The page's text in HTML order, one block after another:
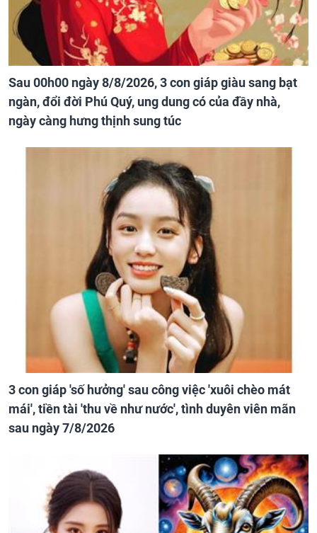
Sau 00h00 ngày 8/8/2026, 3 con giáp giàu sang bạt
ngàn, đổi đời Phú Quý, ung dung có của đầy nhà,
ngày càng hưng thịnh sung túc
3 con giáp 'số hưởng' sau công việc 'xuôi chèo mát
mái', tiền tài 'thu về như nước', tình duyên viên mãn
sau ngày 7/8/2026